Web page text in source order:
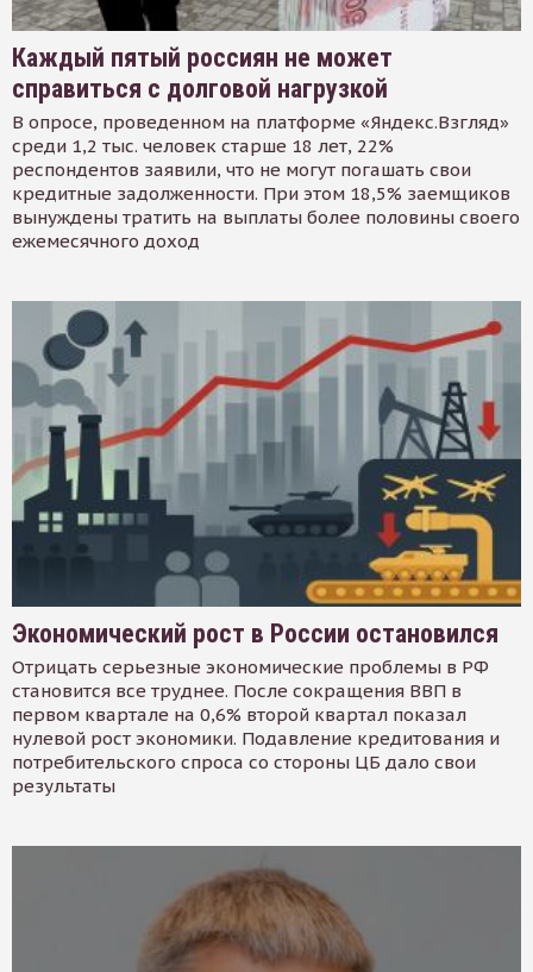
Каждый пятый россиян не может
справиться с долговой нагрузкой
В опросе, проведенном на платформе «Яндекс.Взгляд»
среди 1,2 тыс. человек старше 18 лет, 22%
респондентов заявили, что не могут погашать свои
кредитные задолженности. При этом 18,5% заемщиков
вынуждены тратить на выплаты более половины своего
ежемесячного доход
Экономический рост в России остановился
Отрицать серьезные экономические проблемы в РФ
становится все труднее. После сокращения ВВП в
первом квартале на 0,6% второй квартал показал
нулевой рост экономики. Подавление кредитования и
потребительского спроса со стороны ЦБ дало свои
результаты